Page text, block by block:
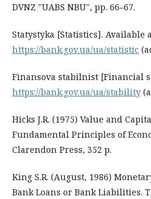
DVNZ "UABS NBU", pp. 66–67.
Statystyka [Statistics]. Available
https://bank.gov.ua/ua/statistic
Finansova stabilnist [Financial
https://bank.gov.ua/ua/stability
Hicks J.R. (1975) Value and
Fundamental Principles of
Clarendon Press, 352 р.
King S.R. (August, 1986)
Bank Loans or Bank Liabilities.